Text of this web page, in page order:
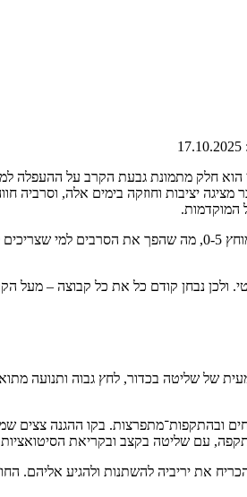
17.10.2025
מציגה יציבות וחוזקה בימים אלה,
המוקדמות.
גם ההיסטוריה האחרונה בין הקבוצות משחקת תפקיד. במפגש הקודם שנערך
ולכן נבחן קודם כל את כל קבוצה – מעל
של שליטה בכדור, לחץ גבוה ותנועה
ובהתקפות־מתפרצות. בקו ההגנה צצים
עם שליטה בקצב ובקריאת
את יריביה להשתנות ולהגיע אליהם.